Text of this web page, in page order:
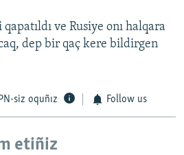
ve Rusiye onı halqara
dep bir qaç kere bildirgen
siz oquñız Follow us
etiñiz